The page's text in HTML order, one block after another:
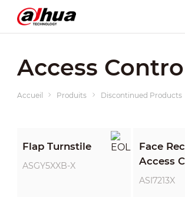
Access
Accueil Produits Discontinued Products
Flap Turnstile
ASGY5XXB-X
Face
Access
ASI7213X